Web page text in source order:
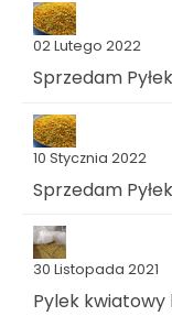
02 Lutego 2022
Sprzedam
10 Stycznia 2022
Sprzedam
30 Listopada 2021
Pylek